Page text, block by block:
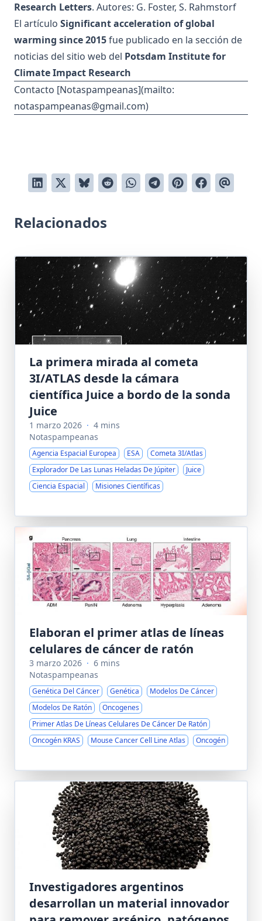
Research Letters. Autores: G. Foster, S. Rahmstorf
El artículo Significant acceleration of global
warming since 2015fue publicado en la sección de
noticias del sitio web del Potsdam Institute for
Climate Impact Research
Contacto [Notaspampeanas](mailto:
notaspampeanas@gmail.com)
Relacionados
La primera mirada al cometa
3I/ATLAS desde la cámara
científica Juice a bordo de la sonda
Juice
1 marzo 2026 · 4 mins
Notaspampeanas
Agencia Espacial Europea ESA
Cometa 3I/Atlas
Explorador De Las Lunas Heladas De Júpiter
Juice
Ciencia Espacial
Misiones Científicas
Elaboran el primer atlas de líneas
celulares de cáncer de ratón
3 marzo 2026 · 6 mins
Notaspampeanas
Genética Del Cáncer Genética
Modelos De Cáncer
Modelos De Ratón
Oncogenes
Primer Atlas De Líneas Celulares De Cáncer De Ratón
Oncogén KRAS
Mouse Cancer Cell Line Atlas Oncogén
Investigadores argentinos
desarrollan un material innovador